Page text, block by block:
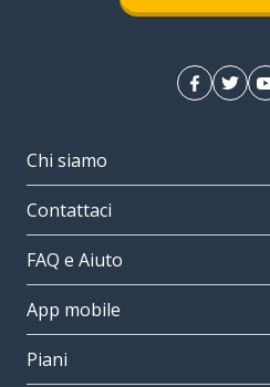
Chi siamo
Contattaci
FAQ e Aiuto
App mobile
Piani